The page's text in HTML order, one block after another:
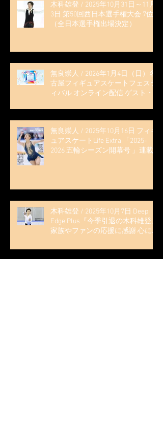
木科雄登 / 2025年10月31日～11月
3日 第50回西日本選手権大会 7位
（全日本選手権出場決定）
無良崇人 / 2026年1月4日（日）名
古屋フィギュアスケートフェステ
ィバル オンライン配信 ゲスト・
無良崇人 / 2025年10月16日 フィギ
ュアスケートLife Extra 「2025-
2026 五輪シーズン開幕号 」連載
木科雄登 / 2025年10月7日 Deep
Edge Plus『今季引退の木科雄登、
家族やファンの応援に感謝 心に響
見に来て」』